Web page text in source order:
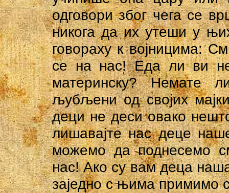
одговори због чега се
никога да их утеши у
говораху к војницима:
се на нас! Еда ли ви
материнску? Немате
љубљени од својих
деци не деси овако
лишавајте нас деце
можемо да поднесемо
нас! Ако су вам деца
заједно с њима примимо